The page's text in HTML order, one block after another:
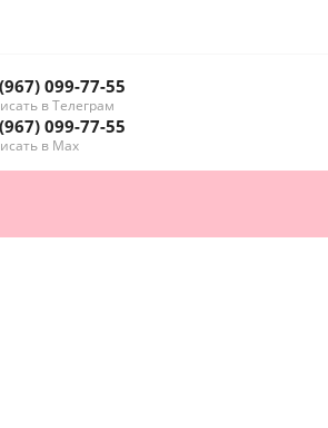
099-77-55
в Телеграм
099-77-55
в Мах